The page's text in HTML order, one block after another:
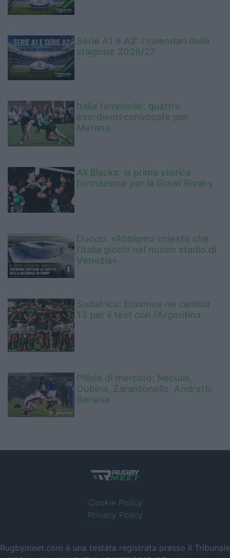
Serie A1 e A2: I calendari della
stagione 2026/27
Italia femminile: quattro
esordienti convocate per
Merano
All Blacks: la prima storica
formazione per la Great Rivalry
Duodo: «Abbiamo chiesto che
l’Italia giochi nel nuovo stadio di
Venezia»
Sudafrica: Erasmus ne cambia
13 per il test con l'Argentina
Pillole di mercato: Neculai,
Oubina, Zarantonello, Andretti,
Berlese
Cookie Policy
Privacy Policy
Rugbymeet.com è una testata registrata presso il Tribunale